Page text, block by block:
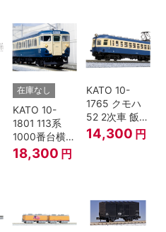
在庫なし
KATO 10-
1801 113系
1000番台横須
賀・総武快速
線 基本7両セ
18,300 円
KATO 10-
1765 クモハ
52 2次車 飯田
線 4両セット
Nゲージ
14,300 円